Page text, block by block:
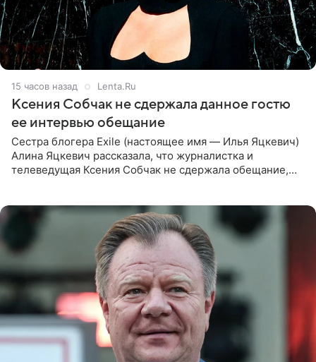
15 часов назад Lenta.Ru
Ксения Собчак не сдержала данное гостю
ее интервью обещание
Сестра блогера Exile (настоящее имя — Илья Яцкевич)
Алина Яцкевич рассказала, что журналистка и
телеведущая Ксения Собчак не сдержала обещание,